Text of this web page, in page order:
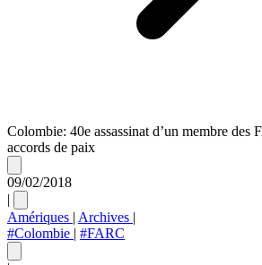
Colombie: 40e assassinat d’un membre des
accords de paix
09/02/2018
|
Amériques | Archives |
#Colombie | #FARC